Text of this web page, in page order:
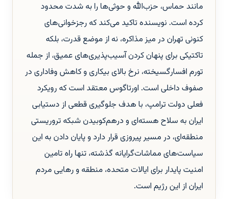
مانند حماس، حزب‌الله و حوثی‌ها را به شدت محدود
کرده است. نویسنده تاکید می‌کند که رجزخوانی‌های
کنونی تهران در میز مذاکره، نه از موضع قدرت، بلکه
تاکتیکی برای پنهان کردن آسیب‌پذیری‌های عمیق، از جمله
تورم افسارگسیخته، نرخ بالای بیکاری و کاهش وفاداری در
صفوف داخلی است. اورتاگوس معتقد است که رویکرد
فعلی دولت ترامپ، با هدف جلوگیری قطعی از دستیابی
ایران به سلاح هسته‌ای و درهم‌کوبیدن شبکه تروریستی
منطقه‌ای، در مسیر پیروزی قرار دارد و پایان دادن به این
سیاست‌های مماشات‌گرایانه گذشته، تنها راه تامین
امنیت پایدار برای ایالات متحده، منطقه و رهایی مردم
ایران از این رژیم است.